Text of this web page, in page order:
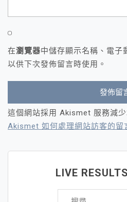
在瀏覽器中儲存顯示名稱、電子
以供下次發佈留言時使用。
這個網站採用 Akismet 服務減少
Akismet 如何處理網站訪客的留
LIVE
搜